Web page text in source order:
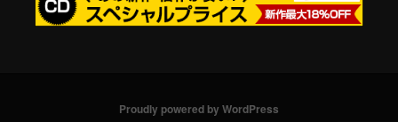
Proudly powered by WordPress